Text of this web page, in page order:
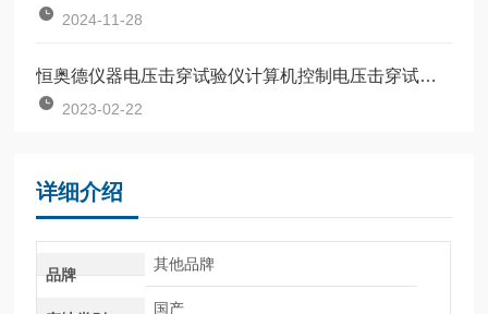
2024-11-28
恒奥德仪器电压击穿试验仪计算机控制电压击穿试验仪结构原理及性能特点
2023-02-22
详细介绍
品牌
其他品牌
国产